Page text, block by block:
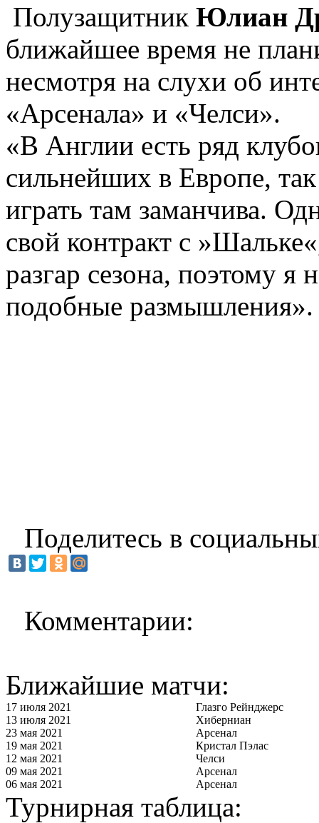
Полузащитник Юлиан
ближайшее время не
несмотря на слухи об
«Арсенала» и «Челси».
«В Англии есть ряд
сильнейших в Европе,
играть там заманчива.
свой контракт с
разгар сезона, поэтому я
подобные размышления».
Поделитесь в
Комментарии:
Ближайшие матчи:
17 июля 2021
Глазго Рейнджерс
13 июля 2021
Хиберниан
23 мая 2021
Арсенал
19 мая 2021
Кристал Пэлас
12 мая 2021
Челси
09 мая 2021
Арсенал
06 мая 2021
Арсенал
Турнирная таблица: